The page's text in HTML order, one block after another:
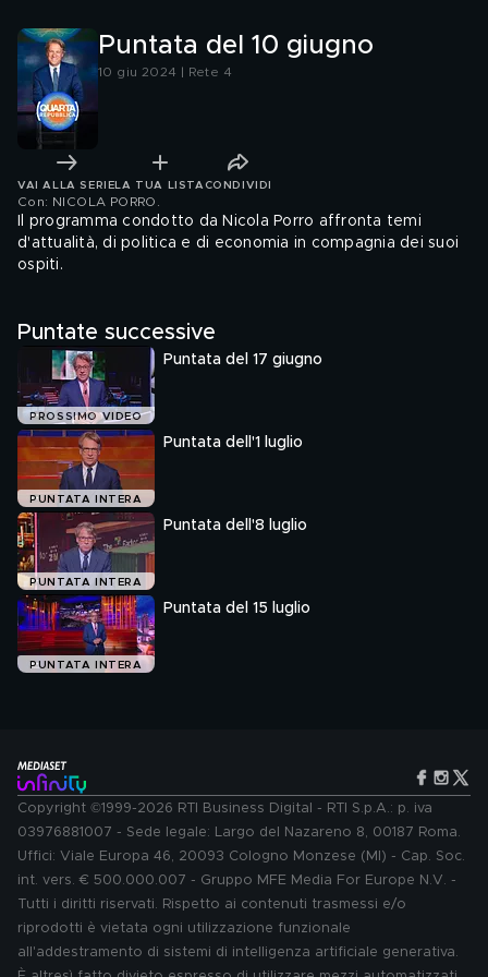
Puntata del 10 giugno
10 giu 2024 | Rete 4
VAI ALLA SERIE LA TUA LISTA CONDIVIDI
Con: NICOLA PORRO
Il programma condotto da Nicola Porro affronta temi
d'attualità, di politica e di economia in compagnia dei suoi
ospiti.
Puntate successive
PROSSIMO VIDEO
Puntata del 17 giugno
PUNTATA INTERA
Puntata dell'1 luglio
PUNTATA INTERA
Puntata dell'8 luglio
PUNTATA INTERA
Puntata del 15 luglio
Copyright ©1999-2026 RTI Business Digital - RTI S.p.A.: p. iva
03976881007 - Sede legale: Largo del Nazareno 8, 00187 Roma.
Uffici: Viale Europa 46, 20093 Cologno Monzese (MI) - Cap. Soc.
int. vers. € 500.000.007 - Gruppo MFE Media For Europe N.V. -
Tutti i diritti riservati. Rispetto ai contenuti trasmessi e/o
riprodotti è vietata ogni utilizzazione funzionale
all'addestramento di sistemi di intelligenza artificiale generativa.